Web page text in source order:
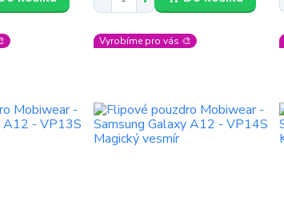
Vyrobíme pro vás 🎨